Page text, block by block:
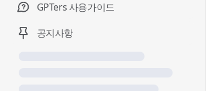
GPTers 사용가이드
공지사항